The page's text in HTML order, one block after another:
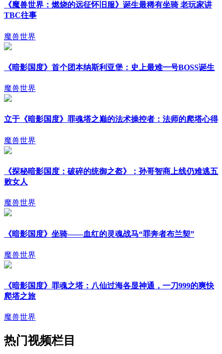
《魔兽世界：燃烧的远征怀旧服》诞生最稀有坐骑 老玩家讲
TBC往事
魔兽世界
《暗影国度》首个团本纳斯利亚堡：史上最难一号BOSS诞生
魔兽世界
立于《暗影国度》罪魂塔之巅的法术操控者：法师的爬塔心得
魔兽世界
《探秘暗影国度：破碎的统御之盔》：孙哥智商上线仍难逃五
败女人
魔兽世界
《暗影国度》坐骑——血红的灵魂战马“罪奔者布兰契”
魔兽世界
《暗影国度》罪魂之塔：八仙过海各显神通，一刀999的爽快
爬塔之旅
魔兽世界
热门视频栏目